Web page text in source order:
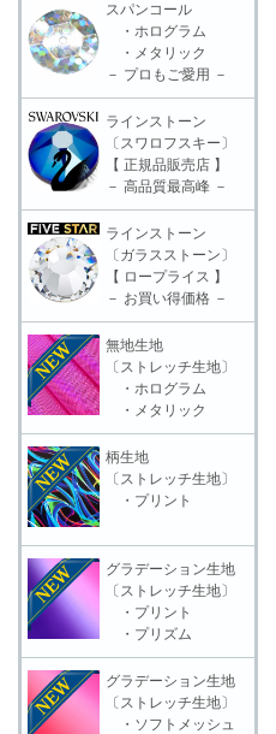
スパンコール
・ホログラム
・メタリック
－ プロもご愛用 －
ラインストーン
〔スワロフスキー〕
【 正規品販売店 】
－ 高品質最高峰 －
ラインストーン
〔ガラスストーン〕
【 ロープライス 】
－ お買い得価格 －
無地生地
〔ストレッチ生地〕
・ホログラム
・メタリック
柄生地
〔ストレッチ生地〕
・プリント
グラデーション生地
〔ストレッチ生地〕
・プリント
・プリズム
グラデーション生地
〔ストレッチ生地〕
・ソフトメッシュ